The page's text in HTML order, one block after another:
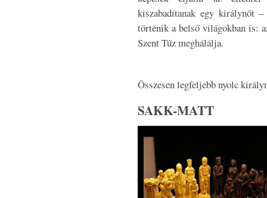
kiszabadítanak egy királynőt
történik a belső világokban is:
Szent Tűz meghálálja.
Összesen legfeljebb nyolc
SAKK-MATT